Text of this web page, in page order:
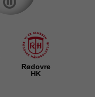
Rødovre
HK